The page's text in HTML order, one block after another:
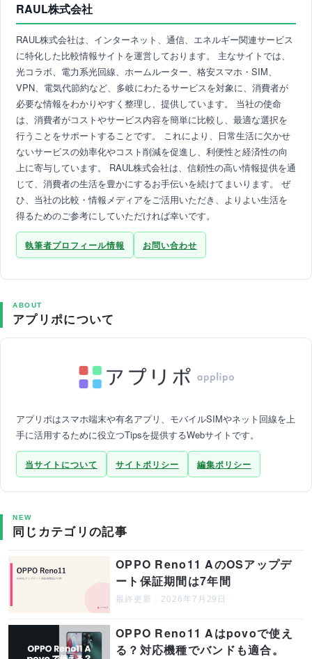
RAUL株式会社
RAUL株式会社は、インターネット、通信、エネルギー関連サービス
に特化した比較情報サイトを運営しております。 主なサイトでは、
光コラボ、電力系光回線、ホームルーター、格安スマホ・SIM、
VPN、電気代節約など、多岐にわたるサービスを対象に、消費者が
必要な情報をわかりやすく整理し、提供しています。 当社の使命
は、消費者がコストやサービス内容を簡単に比較し、最適な選択を
行うことをサポートすることです。 これにより、日常生活に欠かせ
ないサービスの効率化やコスト削減を促進し、利便性と経済性の向
上に寄与しています。 RAUL株式会社は、信頼性の高い情報提供を通
じて、消費者の生活を豊かにするお手伝いを続けてまいります。 ぜ
ひ、当社の比較・情報メディアをご活用いただき、よりよい生活を
得るためのご参考にしていただければ幸いです。
執筆者プロフィール情報 お問い合わせ
ABOUT
アプリポについて
アプリポはスマホ端末や有名アプリ、モバイルSIMやネット回線を上
手に活用するために役立つTipsを提供するWebサイトです。
当サイトについて サイトポリシー 編集ポリシー
NEW
同じカテゴリの記事
OPPO Reno11 AのOSアップデ
ート保証期間は7年間
最終更新：2026年7月29日
OPPO Reno11 Aはpovoで使え
る？対応機種でバンドも適合。